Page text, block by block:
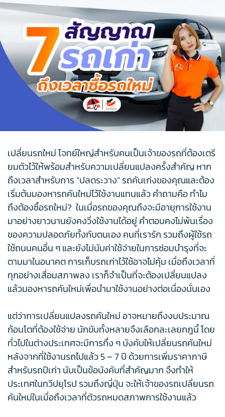
เปลี่ยนรถใหม่ โจทย์ใหญ่สำหรับคนเป็นเจ้าของรถที่ต้องเตรี
ยมตัวไว้ให้พร้อมสำหรับความเปลี่ยนแปลงครั้งสำคัญ หาก
ถึงเวลาสำหรับการ “ปลดระวาง” รถคันเก่งของคุณและต้อง
เริ่มต้นมองหารถคันใหม่ไว้ใช้งานแทนแล้ว คำถามคือ ทำไม
ถึงต้องซื้อรถใหม่? ในเมื่อรถของคุณถึงจะมีอายุการใช้งาน
มาอย่างยาวนานยังคงวิ่งใช้งานได้อยู่ คำตอบคงไม่พ้นเรื่อง
ของความปลอดภัยทั้งกับตนเอง คนที่เรารัก รวมถึงผู้ใช้รถ
ใช้ถนนคนอื่น ๆ และยังไม่นับค่าใช้จ่ายในการซ่อมบำรุงที่จะ
ตามมาในอนาคต การเก็บรถเก่าไว้ใช้อาจไม่คุ้ม เมื่อถึงเวลาที่
ทุกอย่างเสื่อมสภาพลง เราก็จำเป็นที่จะต้องเปลี่ยนแปลง
แล้วมองหารถคันใหม่เพื่อนำมาใช้งานอย่างต่อเนื่องนั่นเอง
แต่ว่าการเปลี่ยนแปลงรถคันใหม่ อาจหมายถึงงบประมาณ
ก้อนโตที่ต้องใช้จ่าย นักขับทั้งหลายจึงเลือกละเลยกฎนี้ โดย
ทั่วไปในต่างประเทศจะมีการกึ่ง ๆ บังคับให้เปลี่ยนรถคันใหม่
หลังจากที่ใช้งานรถไปแล้ว 5 – 7 ปี ด้วยการเพิ่มราคาภาษี
สำหรับรถปีเก่า นับเป็นข้อบังคับที่สำคัญมาก จึงทำให้
ประเทศในทวีปยุโรป รวมถึงญี่ปุ่น จะให้เจ้าของรถเปลี่ยนรถ
คันใหม่ในเมื่อถึงเวลาที่ตัวรถหมดสภาพการใช้งานแล้ว